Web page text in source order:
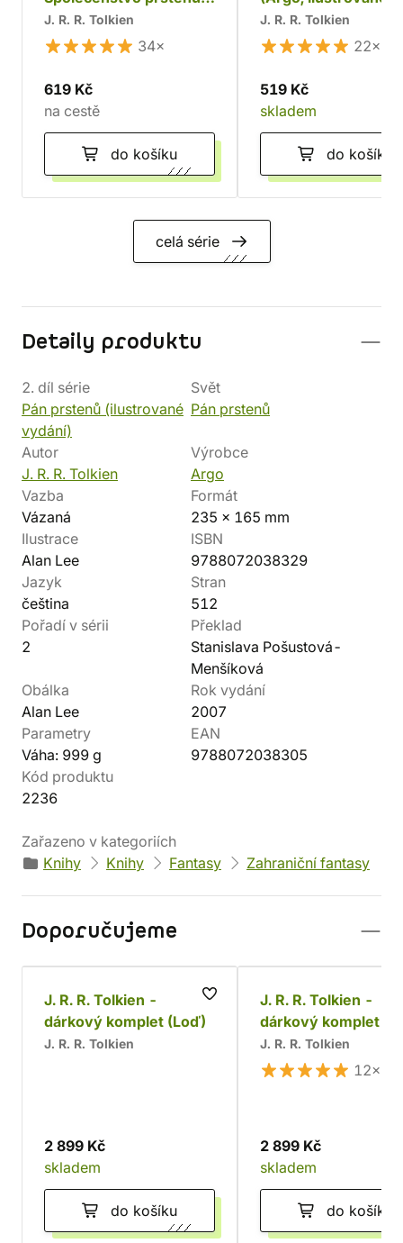
(Argo, ilustrované
vydání)
J. R. R. Tolkien
34×
619 Kč
na cestě
do košíku
vydání)
J. R. R. Tolkien
22×
519 Kč
skladem
do košíku
celá série
Detaily produktu
2. díl série
Pán prstenů (ilustrované
vydání)
Svět
Pán prstenů
Autor
J. R. R. Tolkien
Výrobce
Argo
Vazba
Vázaná
Formát
235 x 165 mm
Ilustrace
Alan Lee
ISBN
9788072038329
Jazyk
čeština
Stran
512
Pořadí v sérii
2
Překlad
Stanislava Pošustová-
Menšíková
Obálka
Alan Lee
Rok vydání
2007
Parametry
Váha: 999 g
EAN
9788072038305
Kód produktu
2236
Zařazeno v kategoriích
Knihy
Knihy Fantasy Zahraniční fantasy
Doporučujeme
J. R. R. Tolkien -
dárkový komplet (Loď)
J. R. R. Tolkien
2 899 Kč
skladem
do košíku
J. R. R. Tolkien -
dárkový komplet
J. R. R. Tolkien
12×
2 899 Kč
skladem
do košíku